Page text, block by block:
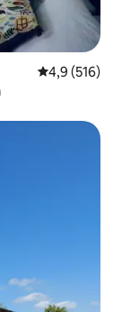
Gemiddelde
4,9 (516)